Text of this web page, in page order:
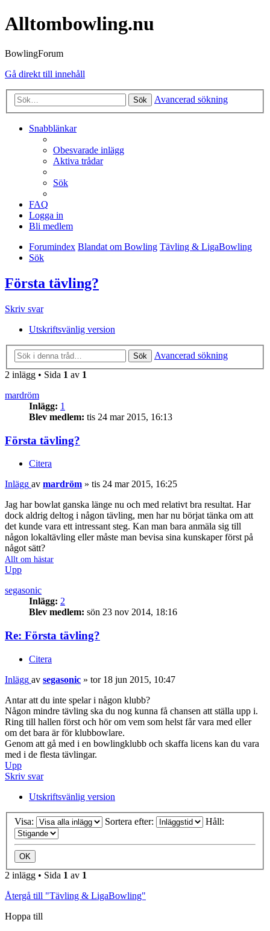
Alltombowling.nu
BowlingForum
Gå direkt till innehåll
Sök Avancerad sökning
Snabblänkar
Obesvarade inlägg
Aktiva trådar
Sök
FAQ
Logga in
Bli medlem
Forumindex Blandat om Bowling Tävling & LigaBowling
Sök
Första tävling?
Skriv svar
Utskriftsvänlig version
Sök
Avancerad sökning
2 inlägg • Sida 1 av 1
mardröm
Inlägg: 1
Blev medlem: tis 24 mar 2015, 16:13
Första tävling?
Citera
Inlägg av mardröm » tis 24 mar 2015, 16:25
Jag har bowlat ganska länge nu och med relativt bra resultat. Har
dock aldrig deltog i någon tävling, men har nu börjat tänka om att
det kunde vara ett intressant steg. Kan man bara anmäla sig till
någon lokaltävling eller måste man bevisa sina kunskaper först på
något sätt?
Allt om hästar
Upp
segasonic
Inlägg: 2
Blev medlem: sön 23 nov 2014, 18:16
Re: Första tävling?
Citera
Inlägg av segasonic » tor 18 jun 2015, 10:47
Antar att du inte spelar i någon klubb?
Någon mindre tävling ska du nog kunna få chansen att ställa upp i.
Ring till hallen först och hör om vem som helst får vara med eller
om det bara är för klubbowlare.
Genom att gå med i en bowlingklubb och skaffa licens kan du vara
med i de flesta tävlingar.
Upp
Skriv svar
Utskriftsvänlig version
Visa: Sortera efter: Håll:
2 inlägg • Sida 1 av 1
Återgå till "Tävling & LigaBowling"
Hoppa till